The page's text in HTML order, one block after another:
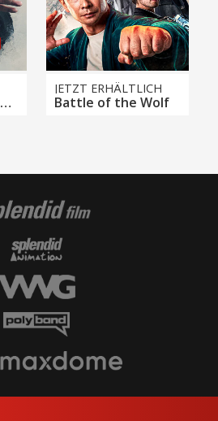
Ip Man: Kung Fu Legend
JETZT ERHÄLTLICH
Battle of the Wolf